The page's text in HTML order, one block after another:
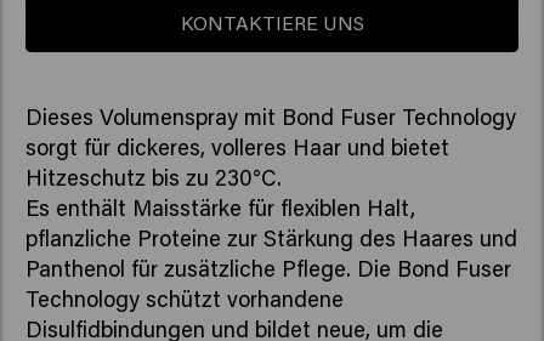
KONTAKTIERE UNS
Dieses Volumenspray mit Bond Fuser Technology
sorgt für dickeres, volleres Haar und bietet
Hitzeschutz bis zu 230°C.
Es enthält Maisstärke für flexiblen Halt,
pflanzliche Proteine zur Stärkung des Haares und
Panthenol für zusätzliche Pflege. Die Bond Fuser
Technology schützt vorhandene
Disulfidbindungen und bildet neue, um die